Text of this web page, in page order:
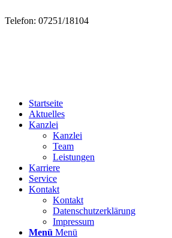
Telefon: 07251/18104
Startseite
Aktuelles
Kanzlei
Kanzlei
Team
Leistungen
Karriere
Service
Kontakt
Kontakt
Datenschutzerklärung
Impressum
Menü Menü